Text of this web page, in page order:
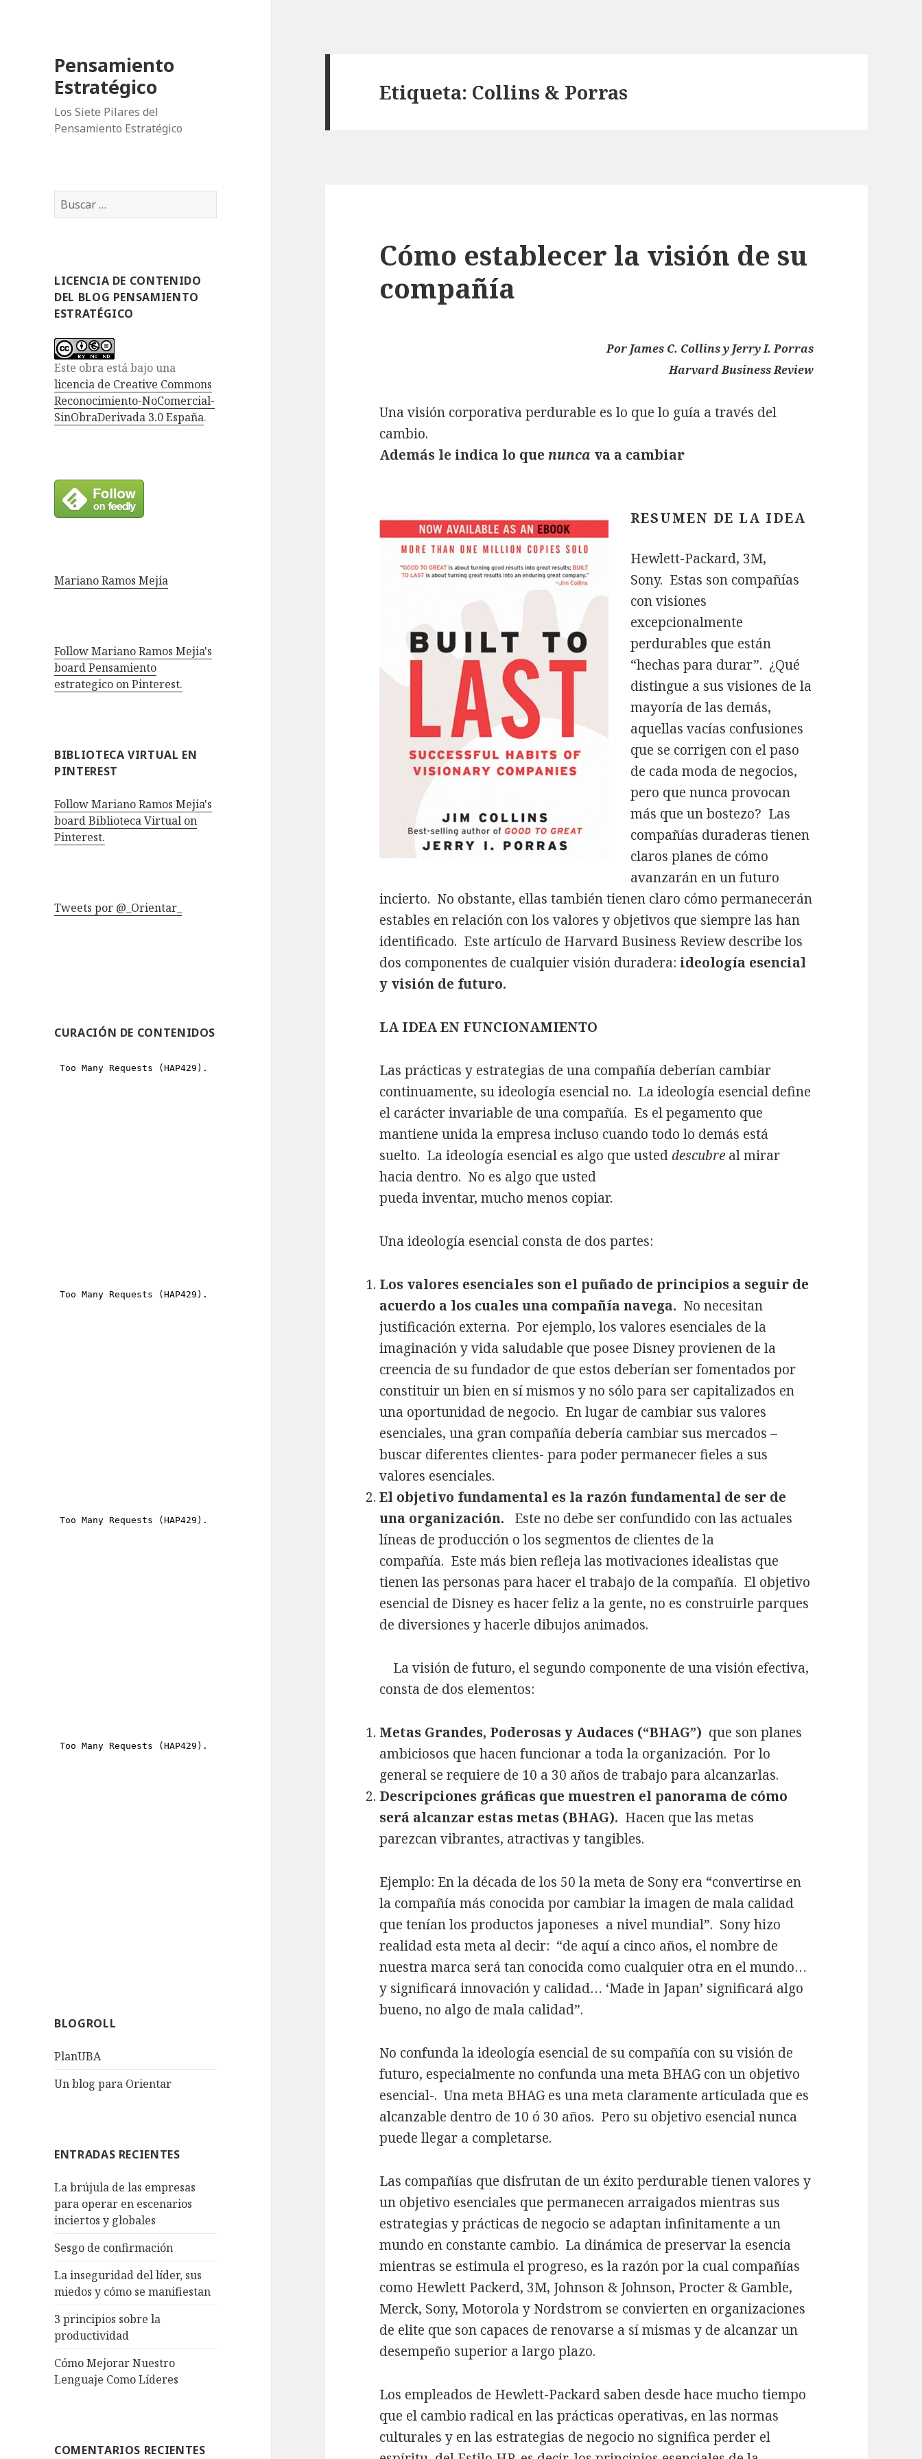
Pensamiento
Estratégico
Los Siete Pilares del
Pensamiento Estratégico
B
u
r
:
LICENCIA DE CONTENIDO
DEL BLOG PENSAMIENTO
ESTRATÉGICO
Este obra está bajo una
licencia de Creative Commons
Reconocimiento-NoComercial-
SinObraDerivada 3.0 España.
Mariano Ramos Mejía
Follow Mariano Ramos Mejia's
board Pensamiento
estrategico on Pinterest.
BIBLIOTECA VIRTUAL EN
PINTEREST
Follow Mariano Ramos Mejia's
board Biblioteca Virtual on
Pinterest.
Tweets por @_Orientar_
CURACIÓN DE CONTENIDOS
BLOGROLL
PlanUBA
Un blog para Orientar
ENTRADAS RECIENTES
La brújula de las empresas
para operar en escenarios
inciertos y globales
Sesgo de confirmación
La inseguridad del líder, sus
miedos y cómo se manifiestan
3 principios sobre la
productividad
Cómo Mejorar Nuestro
Lenguaje Como Líderes
COMENTARIOS RECIENTES
Etiqueta: Collins & Porras
Cómo establecer la visión de su
compañía
Por James C. Collins y Jerry I. Porras
Harvard Business Review
Una visión corporativa perdurable es lo que lo guía a través del
cambio.
Además le indica lo quenunca va a cambiar
RESUMEN DE LA IDEA
Hewlett-Packard, 3M,
Sony. Estas son compañías
con visiones
excepcionalmente
perdurables que están
“hechas para durar”. ¿Qué
distingue a sus visiones de la
mayoría de las demás,
aquellas vacías confusiones
que se corrigen con el paso
de cada moda de negocios,
pero que nunca provocan
más que un bostezo? Las
compañías duraderas tienen
claros planes de cómo
avanzarán en un futuro
incierto. No obstante, ellas también tienen claro cómo permanecerán
estables en relación con los valores y objetivos que siempre las han
identificado. Este artículo de Harvard Business Review describe los
dos componentes de cualquier visión duradera: ideología esencial
y visión de futuro.
LA IDEA EN FUNCIONAMIENTO
Las prácticas y estrategias de una compañía deberían cambiar
continuamente, su ideología esencial no. La ideología esencial define
el carácter invariable de una compañía. Es el pegamento que
mantiene unida la empresa incluso cuando todo lo demás está
suelto. La ideología esencial es algo que usteddescubre al mirar
hacia dentro. No es algo que usted
pueda inventar, mucho menos copiar.
Una ideología esencial consta de dos partes:
Los valores esenciales son el puñado de principios a seguir de
acuerdo a los cuales una compañía navega. No necesitan
justificación externa. Por ejemplo, los valores esenciales de la
imaginación y vida saludable que posee Disney provienen de la
creencia de su fundador de que estos deberían ser fomentados por
constituir un bien en sí mismos y no sólo para ser capitalizados en
una oportunidad de negocio. En lugar de cambiar sus valores
esenciales, una gran compañía debería cambiar sus mercados –
buscar diferentes clientes- para poder permanecer fieles a sus
valores esenciales.
El objetivo fundamental es la razón fundamental de ser de
una organización.
Este no debe ser confundido con las actuales
líneas de producción o los segmentos de clientes de la
compañía. Este más bien refleja las motivaciones idealistas que
tienen las personas para hacer el trabajo de la compañía. El objetivo
esencial de Disney es hacer feliz a la gente, no es construirle parques
de diversiones y hacerle dibujos animados.
La visión de futuro, el segundo componente de una visión efectiva,
consta de dos elementos:
Metas Grandes, Poderosas y Audaces (“BHAG”) que son planes
ambiciosos que hacen funcionar a toda la organización. Por lo
general se requiere de 10 a 30 años de trabajo para alcanzarlas.
Descripciones gráficas que muestren el panorama de cómo
será alcanzar estas metas (BHAG). Hacen que las metas
parezcan vibrantes, atractivas y tangibles.
Ejemplo: En la década de los 50 la meta de Sony era “convertirse en
la compañía más conocida por cambiar la imagen de mala calidad
que tenían los productos japoneses a nivel mundial”. Sony hizo
realidad esta meta al decir: “de aquí a cinco años, el nombre de
nuestra marca será tan conocida como cualquier otra en el mundo…
y significará innovación y calidad… ‘Made in Japan’ significará algo
bueno, no algo de mala calidad”.
No confunda la ideología esencial de su compañía con su visión de
futuro, especialmente no confunda una meta BHAG con un objetivo
esencial-. Una meta BHAG es una meta claramente articulada que es
alcanzable dentro de 10 ó 30 años. Pero su objetivo esencial nunca
puede llegar a completarse.
Las compañías que disfrutan de un éxito perdurable tienen valores y
un objetivo esenciales que permanecen arraigados mientras sus
estrategias y prácticas de negocio se adaptan infinitamente a un
mundo en constante cambio. La dinámica de preservar la esencia
mientras se estimula el progreso, es la razón por la cual compañías
como Hewlett Packerd, 3M, Johnson & Johnson, Procter & Gamble,
Merck, Sony, Motorola y Nordstrom se convierten en organizaciones
de elite que son capaces de renovarse a sí mismas y de alcanzar un
desempeño superior a largo plazo.
Los empleados de Hewlett-Packard saben desde hace mucho tiempo
que el cambio radical en las prácticas operativas, en las normas
culturales y en las estrategias de negocio no significa perder el